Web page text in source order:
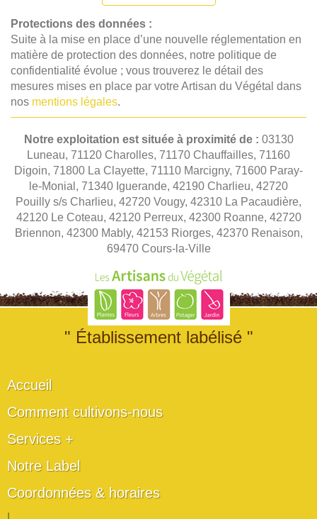
Protections des données :
Suite à la mise en place d’une nouvelle réglementation en
matière de protection des données, notre politique de
confidentialité évolue ; vous trouverez le détail des
mesures mises en place par votre Artisan du Végétal dans
nos mentions légales.
Notre exploitation est située à proximité de : 03130
Luneau, 71120 Charolles, 71170 Chauffailles, 71160
Digoin, 71800 La Clayette, 71110 Marcigny, 71600 Paray-
le-Monial, 71340 Iguerande, 42190 Charlieu, 42720
Pouilly s/s Charlieu, 42720 Vougy, 42310 La Pacaudière,
42120 Le Coteau, 42120 Perreux, 42300 Roanne, 42720
Briennon, 42300 Mably, 42153 Riorges, 42370 Renaison,
69470 Cours-la-Ville
" Établissement labélisé "
Accueil
Comment cultivons-nous
Services +
Notre Label
Coordonnées & horaires